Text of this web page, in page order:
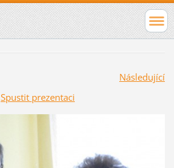
Následující
Spustit prezentaci